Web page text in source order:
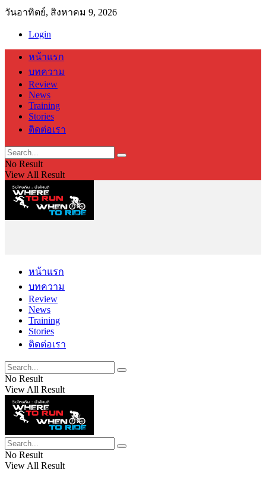
วันอาทิตย์, สิงหาคม 9, 2026
Login
หน้าแรก
บทความ
Review
News
Training
Stories
ติดต่อเรา
No Result
View All Result
หน้าแรก
บทความ
Review
News
Training
Stories
ติดต่อเรา
No Result
View All Result
No Result
View All Result